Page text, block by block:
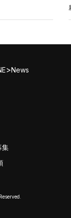
>News
集